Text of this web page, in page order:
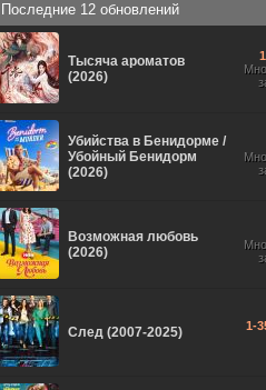
Последние 12 обновлений
Тысяча ароматов
(2026)
Убийства в Бенидорме /
Убойный Бенидорм
(2026)
Возможная любовь
(2026)
След (2007-2025)
1-